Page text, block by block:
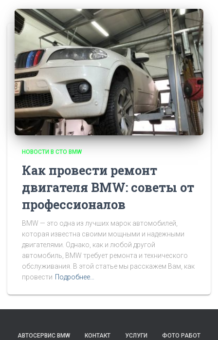
НОВОСТИ В СТО BMW
Как провести ремонт
двигателя BMW: советы от
профессионалов
BMW — это одна из лучших марок автомобилей,
которая известна своими мощными и надежными
двигателями. Однако, как и любой другой
автомобиль, BMW требует ремонта и технического
обслуживания. В этой статье мы расскажем Вам, как
провести Подробнее…
АВТОСЕРВИС BMW КОНТАКТ УСЛУГИ ФОТО РАБОТ